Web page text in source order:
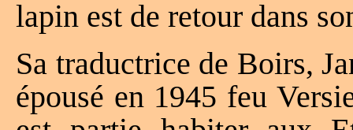
lapin est de retour dans
Sa traductrice de Boirs,
épousé en 1945 feu